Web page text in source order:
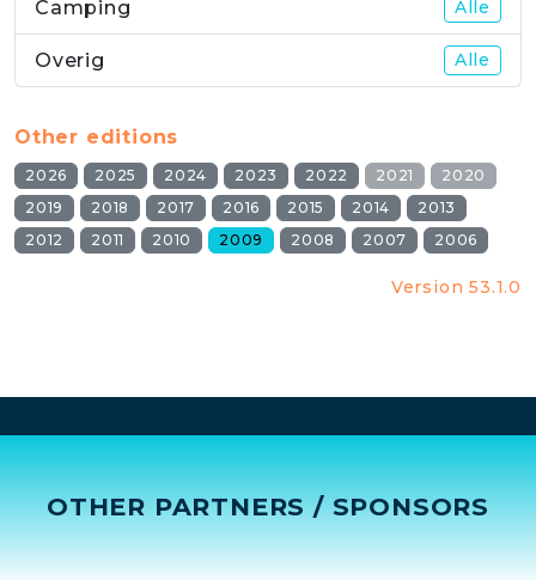
Camping Alle
Overig Alle
Other editions
2026 2025 2024 2023 2022 2021
2020
2019
2018 2017 2016 2015 2014
2013
2012
2011 2010 2009 2008 2007 2006
Version 53.1.0
OTHER PARTNERS / SPONSORS